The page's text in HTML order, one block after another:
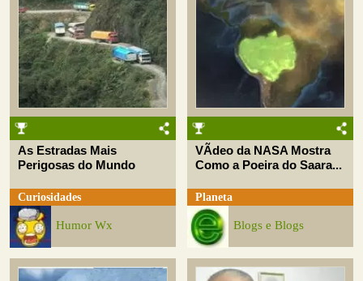
As Estradas Mais
Perigosas do Mundo
Curiosidades
Humor Wx
VÃ­deo da NASA Mostra
Como a Poeira do Saara...
Planeta
Blogs e Blogs